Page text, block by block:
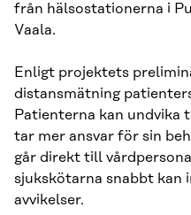
från hälsostationerna i
Vaala.
Enligt projektets
distansmätning
Patienterna kan undvika
tar mer ansvar för sin
går direkt till
sjukskötarna snabbt kan
avvikelser.